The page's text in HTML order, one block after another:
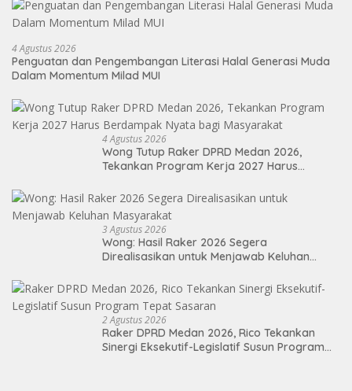
4 Agustus 2026
Penguatan dan Pengembangan Literasi Halal Generasi Muda
Dalam Momentum Milad MUI
4 Agustus 2026
Wong Tutup Raker DPRD Medan 2026,
Tekankan Program Kerja 2027 Harus
3 Agustus 2026
Wong: Hasil Raker 2026 Segera
Direalisasikan untuk Menjawab Keluhan
2 Agustus 2026
Raker DPRD Medan 2026, Rico Tekankan
Sinergi Eksekutif-Legislatif Susun Program